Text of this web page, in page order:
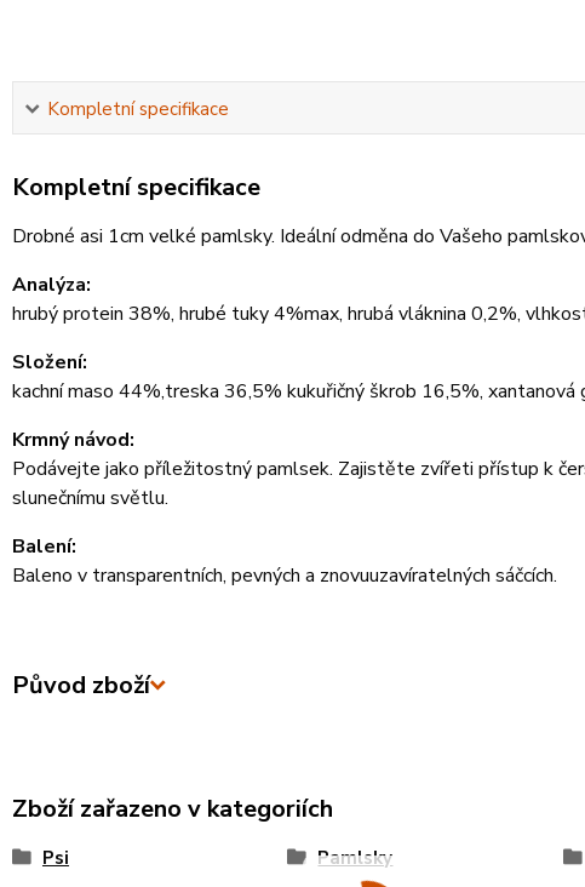
Kompletní specifikace
Kompletní specifikace
Drobné asi 1cm velké pamlsky. Ideální odměna do Vašeho
Analýza:
hrubý protein 38%, hrubé tuky 4%max, hrubá vláknina 0,2%,
Složení:
kachní maso 44%,treska 36,5% kukuřičný škrob 16,5%, xantanová
Krmný návod:
Podávejte jako příležitostný pamlsek. Zajistěte zvířeti přístup k
slunečnímu světlu.
Balení:
Baleno v transparentních, pevných a znovuuzavíratelných sáčcích.
Původ zboží
Zboží zařazeno v kategoriích
Psi Pamlsky